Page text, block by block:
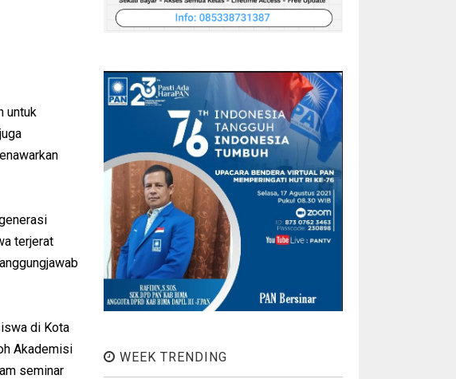
untuk
terjerat
di Kota
Akademisi
seminar
WEEK TRENDING